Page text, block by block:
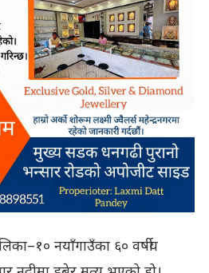
नयाँगाउँका ६० वर्षीय